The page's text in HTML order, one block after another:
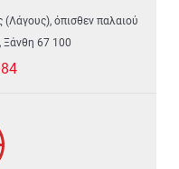
όπισθεν παλαιού
Ξάνθη 67 100